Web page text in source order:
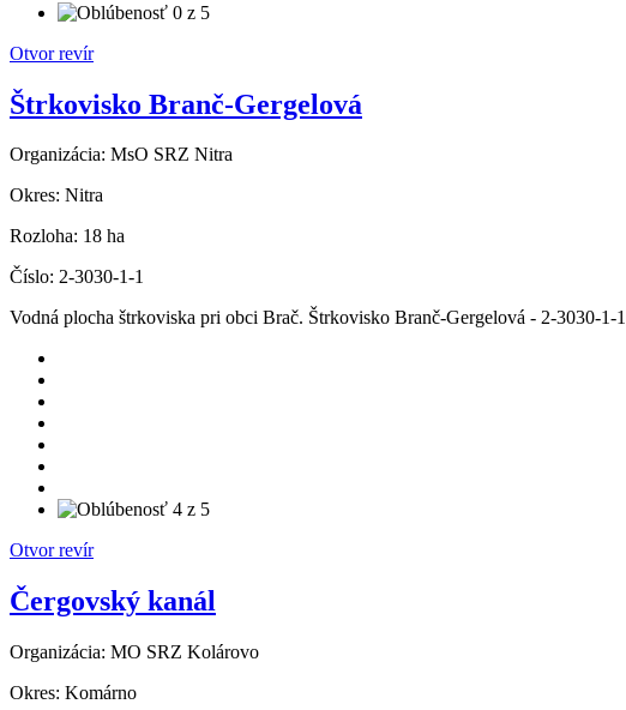
Otvor revír
Štrkovisko Branč-Gergelová
Organizácia: MsO SRZ Nitra
Okres: Nitra
Rozloha: 18 ha
Číslo: 2-3030-1-1
Vodná plocha štrkoviska pri obci Brač. Štrkovisko Branč-Gergelová - 2-3030-1-1
Otvor revír
Čergovský kanál
Organizácia: MO SRZ Kolárovo
Okres: Komárno